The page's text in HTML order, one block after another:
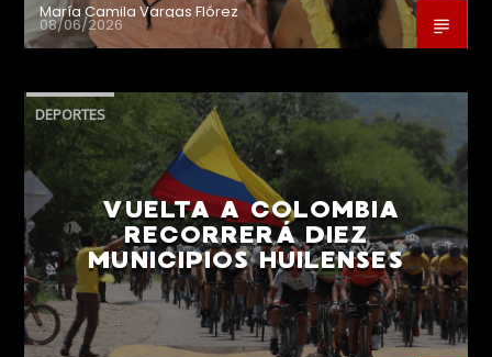
María Camila Vargas Flórez
08/06/2026
DEPORTES
VUELTA A COLOMBIA
RECORRERÁ DIEZ
MUNICIPIOS HUILENSES